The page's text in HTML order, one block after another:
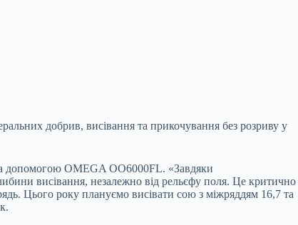
добрив, висівання та прикочування без розриву у
допомогою OMEGA OO6000FL. «Завдяки
висівання, незалежно від рельєфу поля. Це критично
Цього року плануємо висівати сою з міжряддям 16,7 та